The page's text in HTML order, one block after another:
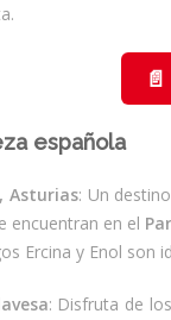
📄
española
Asturias: Un
encuentran en el
Ercina y Enol son
: Disfruta de